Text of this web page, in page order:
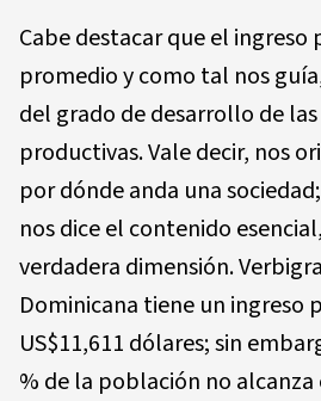
Cabe destacar que el ingreso
promedio y como tal nos
del grado de desarrollo de
productivas. Vale decir, nos
por dónde anda una
nos dice el contenido
verdadera dimensión.
Dominicana tiene un ingreso
US$11,611 dólares; sin
% de la población no